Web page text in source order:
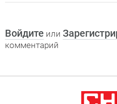
Войдите или
комментарий